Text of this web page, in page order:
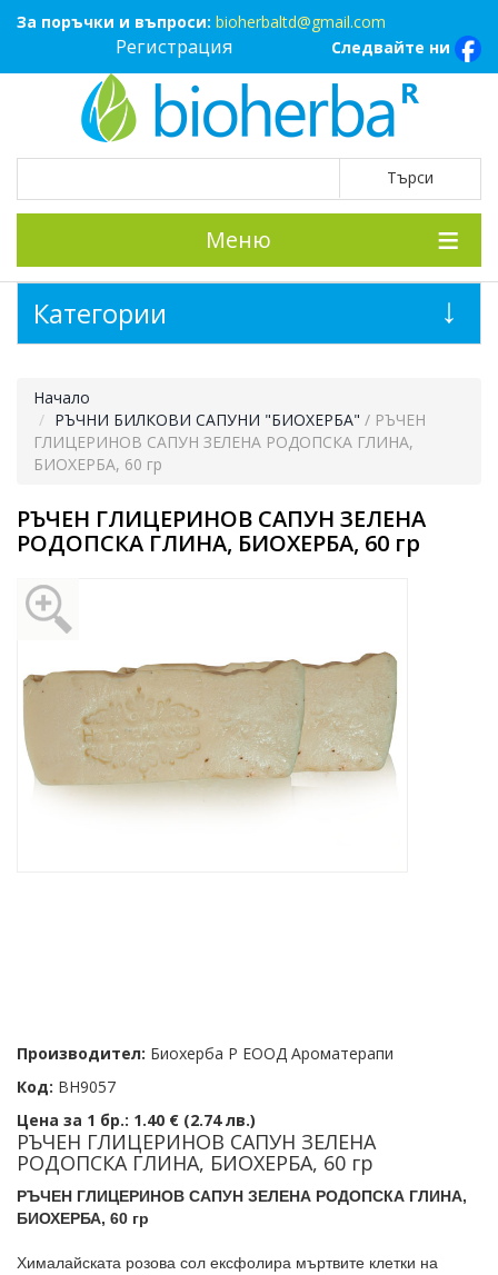
За поръчки и въпроси: bioherbaltd@gmail.com
Следвайте ни
Регистрация
Меню
Начало
РЪЧНИ БИЛКОВИ САПУНИ "БИОХЕРБА" / РЪЧЕН
ГЛИЦЕРИНОВ САПУН ЗЕЛЕНА РОДОПСКА ГЛИНА,
БИОХЕРБА, 60 гр
РЪЧЕН ГЛИЦЕРИНОВ САПУН ЗЕЛЕНА
РОДОПСКА ГЛИНА, БИОХЕРБА, 60 гр
Производител: Биохерба Р ЕООД Ароматерапи
Код: BH9057
Цена за 1 бр.: 1.40 € (2.74 лв.)
РЪЧЕН ГЛИЦЕРИНОВ САПУН ЗЕЛЕНА
РОДОПСКА ГЛИНА, БИОХЕРБА, 60 гр
РЪЧЕН ГЛИЦЕРИНОВ САПУН ЗЕЛЕНА РОДОПСКА ГЛИНА,
БИОХЕРБА, 60 гр
Хималайската розова сол ексфолира мъртвите клетки на
Категории